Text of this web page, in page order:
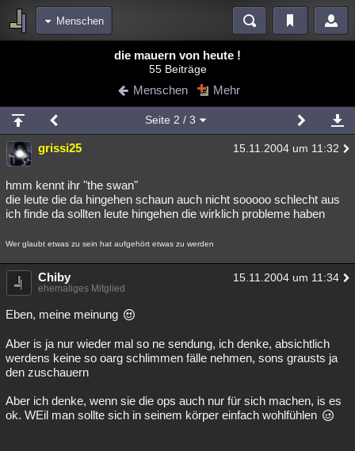
Menschen
Blogs
Chat Wiki Neuigkeiten
meine Rubriken
Menschen Mystery Kriminalfälle
Spiritualität Verschwörungen
Natur Umfragen Unterhaltung
Philosophie Träume Orte Esoterik Literatur
Astronomie Helpdesk
Musik Verbesserungen
Übersichten
Besucht Teilgenommen
Lesenswert Schlüsselwörter
die mauern von heute !
55 Beiträge
Menschen Mehr
Seite 2 / 3
grissi25 15.11.2004 um 11:32
hmm kennt ihr "the swan"
die leute die da hingehen schaun auch nicht sooooo schlecht aus
ich finde da sollten leute hingehen die wirklich probleme haben
Wer glaubt etwas zu sein hat aufgehört etwas zu werden
Chiby 15.11.2004 um 11:34
ehemaliges Mitglied
Eben, meine meinung
Aber is ja nur wieder mal so ne sendung, ich denke, absichtlich
werdens keine so oarg schlimmen fälle nehmen, sons grausts ja
den zuschauern
Aber ich denke, wenn sie die ops auch nur für sich machen, is es
ok. WEil man sollte sich in seinem körper einfach wohlfühlen